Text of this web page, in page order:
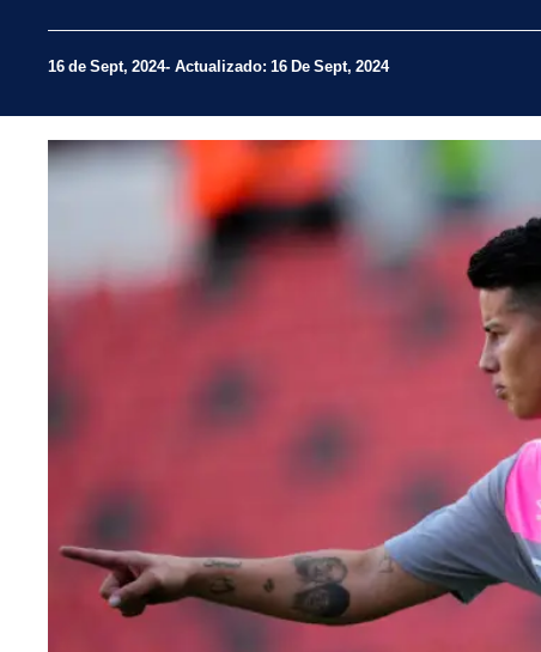
16 de Sept, 2024 Actualizado: 16 De Sept, 2024